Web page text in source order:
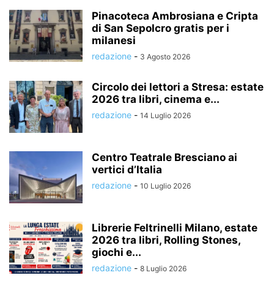
Pinacoteca Ambrosiana e Cripta
di San Sepolcro gratis per i
milanesi
redazione - 3 Agosto 2026
Circolo dei lettori a Stresa: estate
2026 tra libri, cinema e...
redazione - 14 Luglio 2026
Centro Teatrale Bresciano ai
vertici d’Italia
redazione - 10 Luglio 2026
Librerie Feltrinelli Milano, estate
2026 tra libri, Rolling Stones,
giochi e...
redazione - 8 Luglio 2026